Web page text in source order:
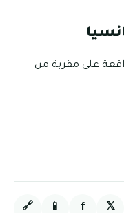
على مقربة من
𝕏
f
📱
🔗